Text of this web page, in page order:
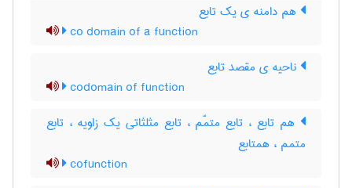
هم دامنه ی یک تابع
co domain of a function
ناحیه ی مقصد تابع
codomain of function
هم تابع ، تابع متمّم ، تابع مثلثاتی یک زاویه ، تابع
متمم ، همتابع
cofunction